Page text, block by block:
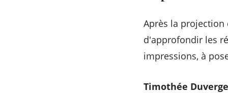
Après la
d'approfondir les
impressions, à
Timothée